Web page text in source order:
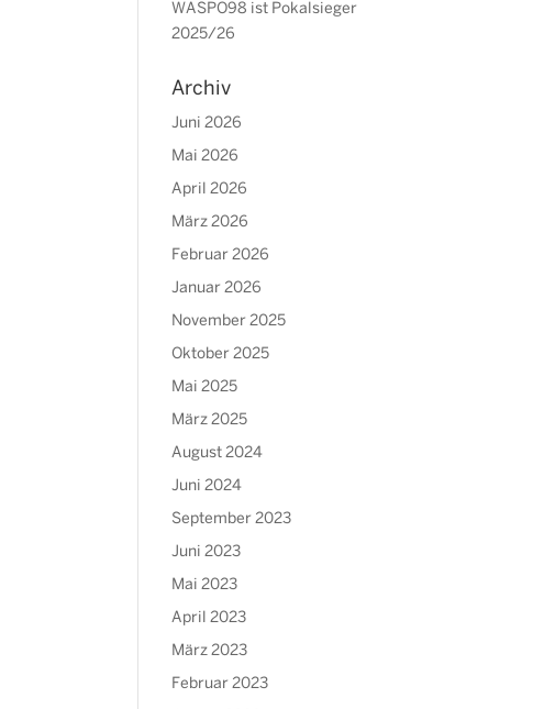
WASPO98 ist Pokalsieger
2025/26
Archiv
Juni 2026
Mai 2026
April 2026
März 2026
Februar 2026
Januar 2026
November 2025
Oktober 2025
Mai 2025
März 2025
August 2024
Juni 2024
September 2023
Juni 2023
Mai 2023
April 2023
März 2023
Februar 2023